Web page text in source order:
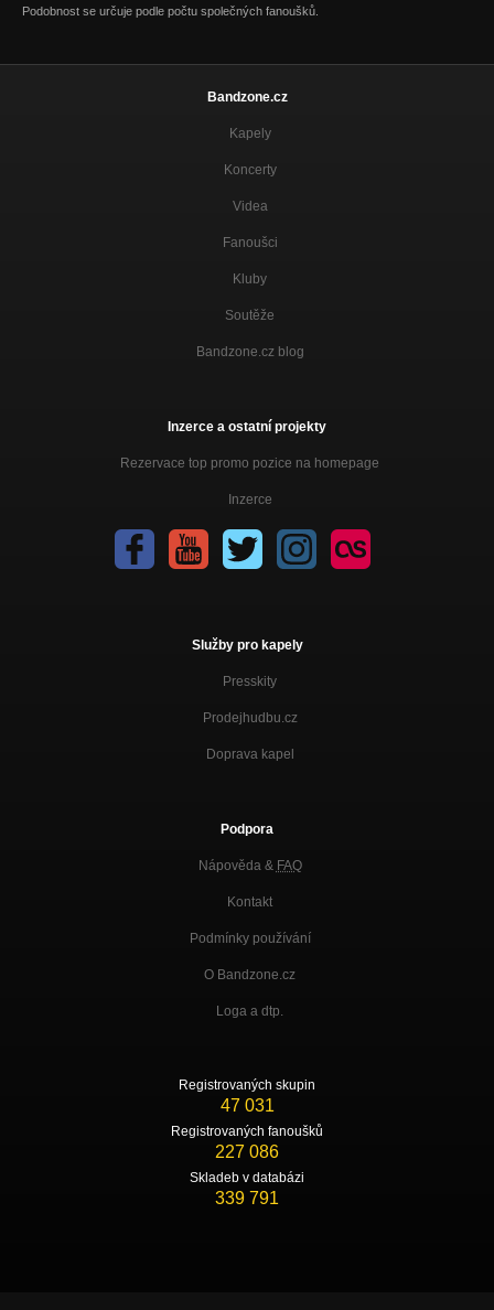
Podobnost se určuje podle počtu společných fanoušků.
Bandzone.cz
Kapely
Koncerty
Videa
Fanoušci
Kluby
Soutěže
Bandzone.cz blog
Inzerce a ostatní projekty
Rezervace top promo pozice na homepage
Inzerce
Služby pro kapely
Presskity
Prodejhudbu.cz
Doprava kapel
Podpora
Nápověda & FAQ
Kontakt
Podmínky používání
O Bandzone.cz
Loga a dtp.
Registrovaných skupin
47 031
Registrovaných fanoušků
227 086
Skladeb v databázi
339 791